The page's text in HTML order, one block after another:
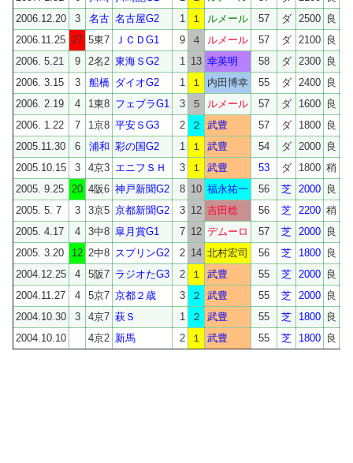
2006.12.20
3 名古 名古屋G2 1 １ ルメール 57 ダ 2500 良
2006.11.25 27 5東7 ＪＣＤG1 9 ４ ルメール 57 ダ 2100 良
2006. 5.21
9 2名2 東海ＳG2 1 13 幸英明 58 ダ 2300 良
2006. 3.15
3 船橋 ダイオG2 1 １ 内田博幸 55 ダ 2400 良
2006. 2.19
4 1東8 フェブラG1 3 ５ ルメール 57 ダ 1600 良
2006. 1.22
7 1京8 平安ＳG3 2 ２ 武豊 57 ダ 1800 良
2005.11.30
6 浦和 彩の国G2 1 １ 武豊 54 ダ 2000 良
2005.10.15
3 4京3 エニフＳＨ 3 １ 武豊 53 ダ 1800 稍
2005. 9.25
20 4阪6 神戸新聞G2 8 10 福永祐一 56 芝 2000 良
2005. 5. 7
3 3京5 京都新聞G2 3 12 吉田稔 56 芝 2200 稍
2005. 4.17
4 3中8 皐月賞G1 7 12 デムーロ 57 芝 2000 良
2005. 3.20
12 2中8 スプリンG2 2 14 北村宏司 56 芝 1800 良
2004.12.25
4 5阪7 ラジオたG3 2 １ 武豊 55 芝 2000 良
2004.11.27
4 5京7 京都２歳 3 ２ 武豊 55 芝 2000 良
2004.10.30
3 4京7 萩Ｓ 1 ２ 武豊 55 芝 1800 良
2004.10.10
4京2 新馬 2 １ 武豊 55 芝 1800 良